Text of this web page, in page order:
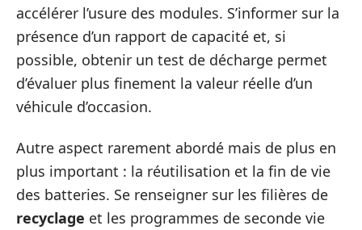
accélérer l’usure des modules. S’informer sur la
présence d’un rapport de capacité et, si
possible, obtenir un test de décharge permet
d’évaluer plus finement la valeur réelle d’un
véhicule d’occasion.
Autre aspect rarement abordé mais de plus en
plus important : la réutilisation et la fin de vie
des batteries. Se renseigner sur les filières de
recyclage et les programmes de seconde vie